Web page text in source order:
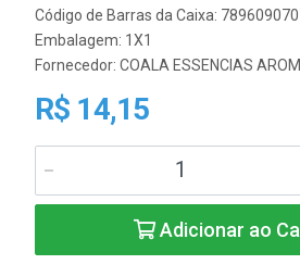
Código de Barras da Caixa:
Embalagem: 1X1
Fornecedor: COALA ESSENCIAS
R$ 14,15
Adicionar ao